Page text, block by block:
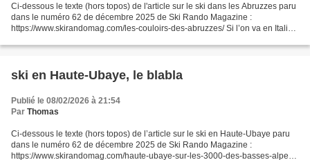
Ci-dessous le texte (hors topos) de l'article sur le ski dans les Abruzzes paru
dans le numéro 62 de décembre 2025 de Ski Rando Magazine :
https://www.skirandomag.com/les-couloirs-des-abruzzes/ Si l’on va en Italie,
ski en Haute-Ubaye, le blabla
Publié le 08/02/2026 à 21:54
Par Thomas
Ci-dessous le texte (hors topos) de l’article sur le ski en Haute-Ubaye paru
dans le numéro 62 de décembre 2025 de Ski Rando Magazine :
https://www.skirandomag.com/haute-ubaye-sur-les-3000-des-basses-alpes/